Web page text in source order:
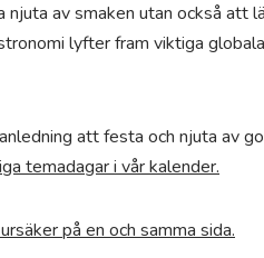
av smaken utan också att
lyfter fram viktiga
att festa och njuta
temadagar i vår kalender.
på en och samma sida.